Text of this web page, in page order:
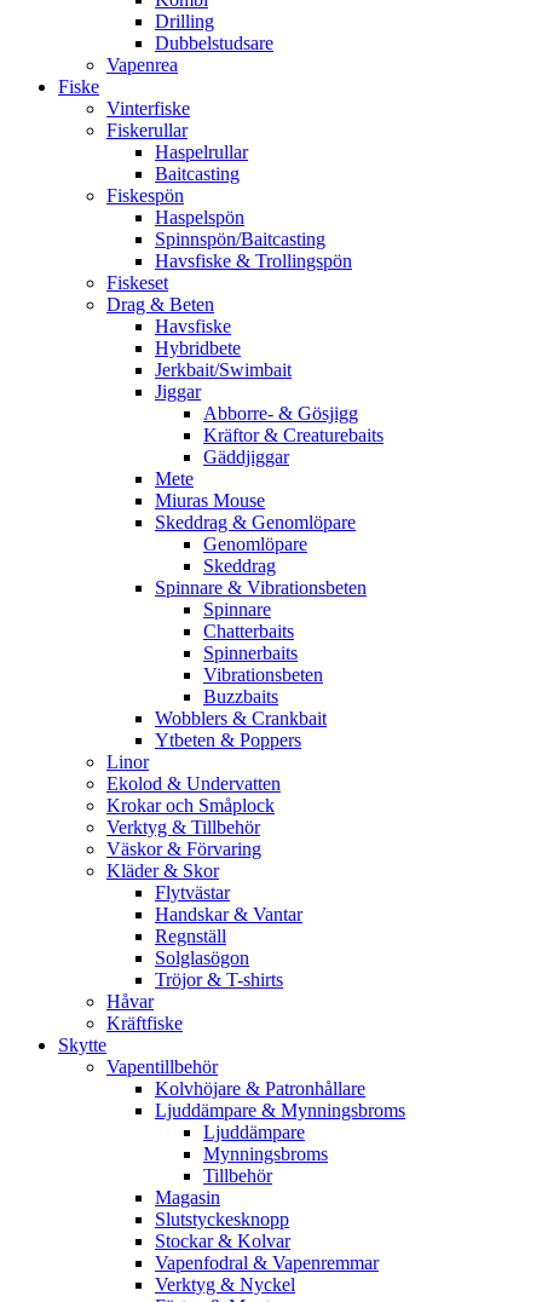
Drilling
Dubbelstudsare
Vapenrea
Fiske
Vinterfiske
Fiskerullar
Haspelrullar
Baitcasting
Fiskespön
Haspelspön
Spinnspön/Baitcasting
Havsfiske & Trollingspön
Fiskeset
Drag & Beten
Havsfiske
Hybridbete
Jerkbait/Swimbait
Jiggar
Abborre- & Gösjigg
Kräftor & Creaturebaits
Gäddjiggar
Mete
Miuras Mouse
Skeddrag & Genomlöpare
Genomlöpare
Skeddrag
Spinnare & Vibrationsbeten
Spinnare
Chatterbaits
Spinnerbaits
Vibrationsbeten
Buzzbaits
Wobblers & Crankbait
Ytbeten & Poppers
Linor
Ekolod & Undervatten
Krokar och Småplock
Verktyg & Tillbehör
Väskor & Förvaring
Kläder & Skor
Flytvästar
Handskar & Vantar
Regnställ
Solglasögon
Tröjor & T-shirts
Håvar
Kräftfiske
Skytte
Vapentillbehör
Kolvhöjare & Patronhållare
Ljuddämpare & Mynningsbroms
Ljuddämpare
Mynningsbroms
Tillbehör
Magasin
Slutstyckesknopp
Stockar & Kolvar
Vapenfodral & Vapenremmar
Verktyg & Nyckel